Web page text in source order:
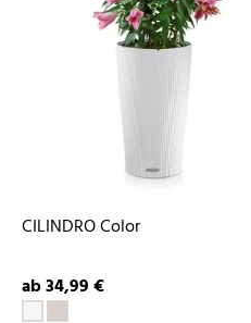
CILINDRO Color
ab 34,99 €